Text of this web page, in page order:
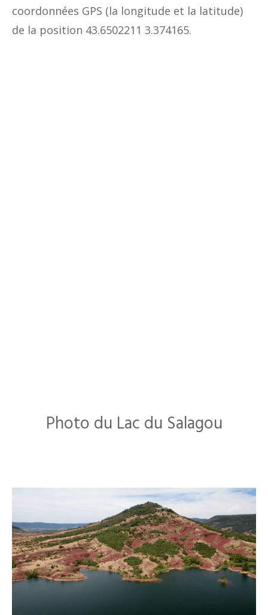
coordonnées GPS (la longitude et la latitude)
de la position 43.6502211 3.374165.
Photo du Lac du Salagou